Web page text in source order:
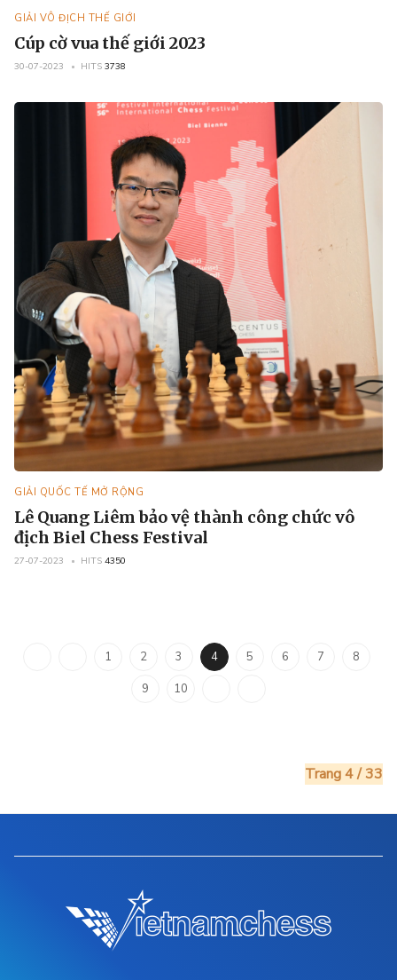
GIẢI VÔ ĐỊCH THẾ GIỚI
Cúp cờ vua thế giới 2023
30-07-2023 HITS 3738
GIẢI QUỐC TẾ MỞ RỘNG
Lê Quang Liêm bảo vệ thành công chức vô
địch Biel Chess Festival
27-07-2023 HITS 4350
1 2 3 4 5 6 7
8
9
10
Trang 4 / 33